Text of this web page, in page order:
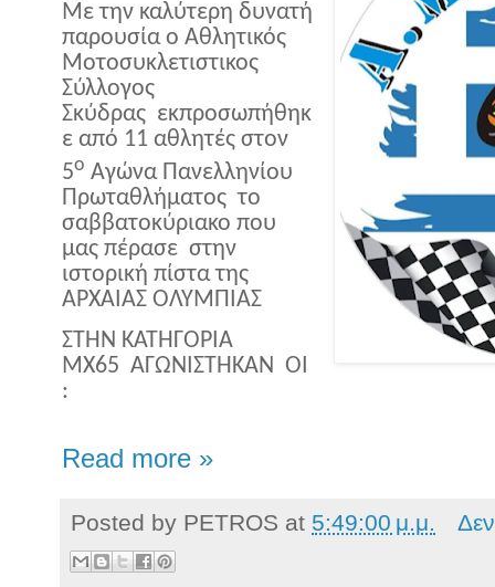
Με την καλύτερη δυνατή
παρουσία ο Αθλητικός
Μοτοσυκλετιστικος
Σύλλογος
Σκύδρας εκπροσωπήθηκ
ε από 11 αθλητές στον
5ο Αγώνα Πανελληνίου
Πρωταθλήματος το
σαββατοκύριακο που
μας πέρασε στην
ιστορική πίστα της
ΑΡΧΑΙΑΣ ΟΛΥΜΠΙΑΣ
ΣΤΗΝ ΚΑΤΗΓΟΡΙΑ
ΜΧ65 ΑΓΩΝΙΣΤΗΚΑΝ ΟΙ
:
Read more »
Posted by PETROS at 5:49:00 μ.μ.